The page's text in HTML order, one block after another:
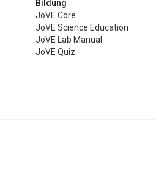
Bildung
JoVE Core
JoVE Science Education
JoVE Lab Manual
JoVE Quiz